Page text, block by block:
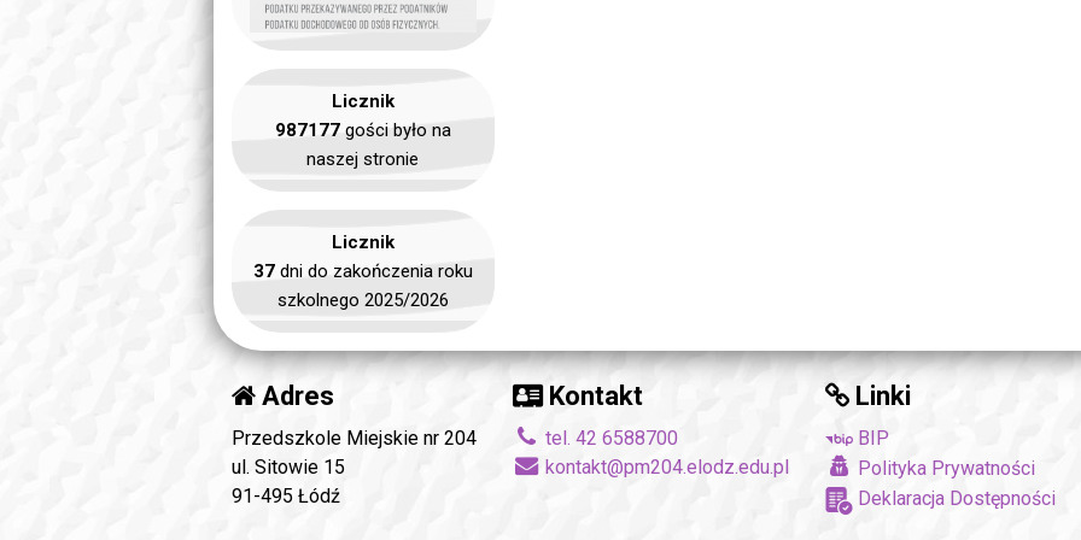
Licznik
987177gości było na
naszej stronie
Licznik
37dni do zakończenia roku
szkolnego 2025/2026
Adres
Przedszkole Miejskie nr 204
ul. Sitowie 15
91-495 Łódź
Kontakt
tel. 42 6588700
kontakt@pm204.elodz.edu.pl
Linki
BIP
Polityka Prywatności
Deklaracja Dostępności